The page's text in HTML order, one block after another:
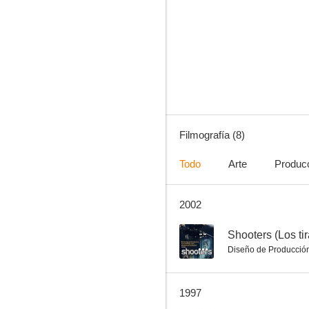
Filmografía (8)
Todo Arte
2002
-- Shooters (Los
Diseño de
1997